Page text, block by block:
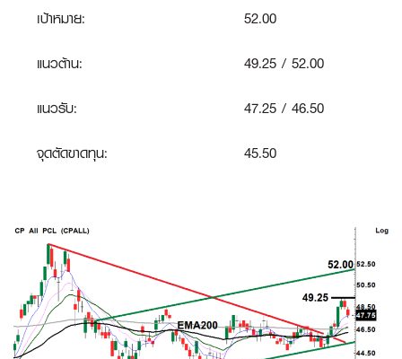
เป้าหมาย:
52.00
แนวต้าน:
49.25 / 52.00
แนวรับ:
47.25 / 46.50
จุดตัดขาดทุน:
45.50